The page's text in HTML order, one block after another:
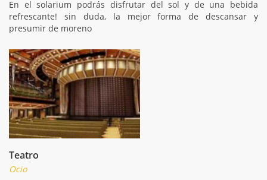
En el solarium podrás disfrutar del sol y de una bebida
refrescante! sin duda, la mejor forma de descansar y
presumir de moreno
Teatro
Ocio